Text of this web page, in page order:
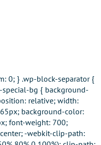
0; } .wp-block-separator {
bg { background-
relative; width:
background-color:
font-weight: 700;
-webkit-clip-path: